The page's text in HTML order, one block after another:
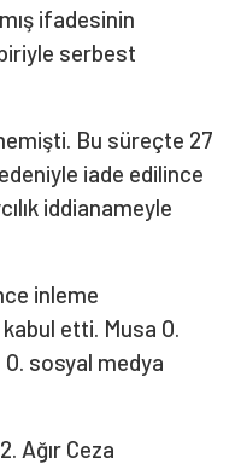
ifadesinin
serbest
Bu süreçte 27
iade edilince
iddianameyle
inleme
etti. Musa O.
sosyal medya
Ağır Ceza